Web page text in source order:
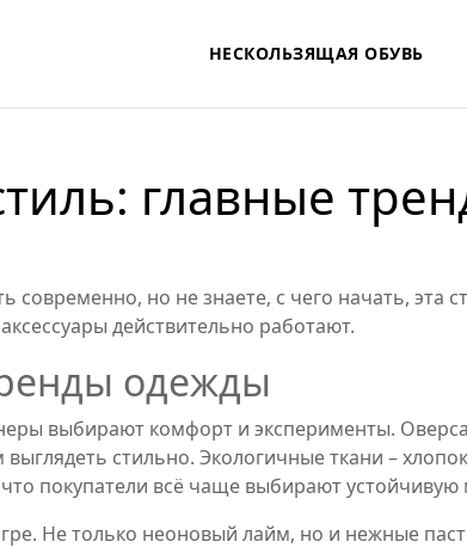
НЕСКОЛЬЗЯЩАЯ ОБУВЬ
главные
современно, но не знаете, с чего начать,
действительно работают.
одежды
выбирают комфорт и эксперименты.
стильно. Экологичные ткани –
покупатели всё чаще выбирают устойчивую
Не только неоновый лайм, но и нежные